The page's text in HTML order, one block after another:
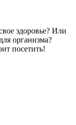
здоровье? Или
организма?
посетить!